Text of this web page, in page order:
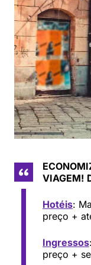
VIAGEM!
Hotéis:
preço +
Ingressos
preço +